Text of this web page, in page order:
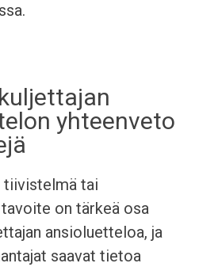
yhteenveto
tai
on tärkeä osa
ansioluetteloa, ja
saavat tietoa